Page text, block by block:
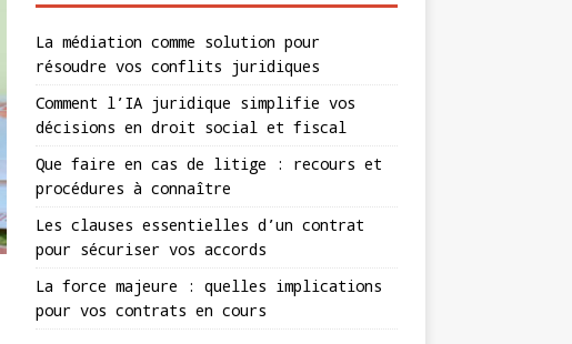
La médiation comme solution pour
résoudre vos conflits juridiques
Comment l’IA juridique simplifie vos
décisions en droit social et fiscal
Que faire en cas de litige : recours et
procédures à connaître
Les clauses essentielles d’un contrat
pour sécuriser vos accords
La force majeure : quelles implications
pour vos contrats en cours